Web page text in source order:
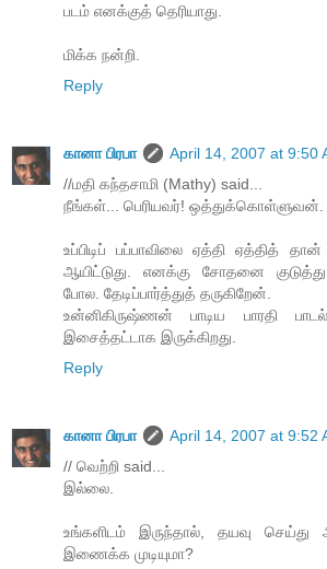
படம் எனக்குத் தெரியாது.
மிக்க நன்றி.
Reply
கானா பிரபா
April 14, 2007 at 9:50
//மதி கந்தசாமி (Mathy) said...
நீங்கள்... பெரியவர்! ஒத்துக்கொள்ளுவன்.
உப்பிடிப் பப்பாவிலை ஏத்தி ஏத்தித்
ஆயிட்டுது. எனக்கு சோதனை
போல. தேடிப்பார்த்துத் தருகிறேன்.
உன்னிகிருஷ்ணன் பாடிய பாரதி
இசைத்தட்டாக இருக்கிறது.
Reply
கானா பிரபா
April 14, 2007 at 9:52
// வெற்றி said...
இல்லை.
உங்களிடம் இருந்தால், தயவு
இணைக்க முடியுமா?